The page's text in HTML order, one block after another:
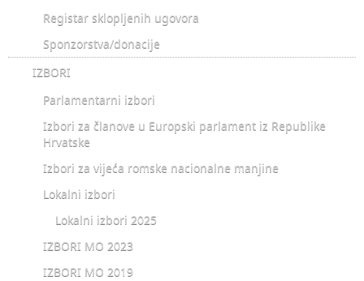
Registar sklopljenih ugovora
Sponzorstva/donacije
IZBORI
Parlamentarni izbori
Izbori za članove u Europski parlament iz Republike
Hrvatske
Izbori za vijeća romske nacionalne manjine
Lokalni izbori
Lokalni izbori 2025
IZBORI MO 2023
IZBORI MO 2019